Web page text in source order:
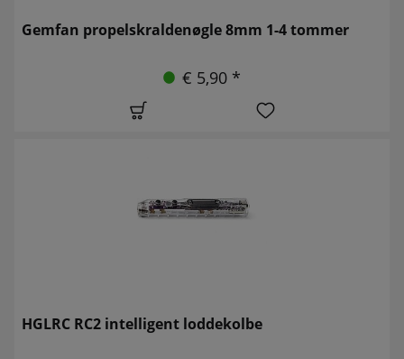
Gemfan propelskraldenøgle 8mm 1-4 tommer
€ 5,90 *
HGLRC RC2 intelligent loddekolbe